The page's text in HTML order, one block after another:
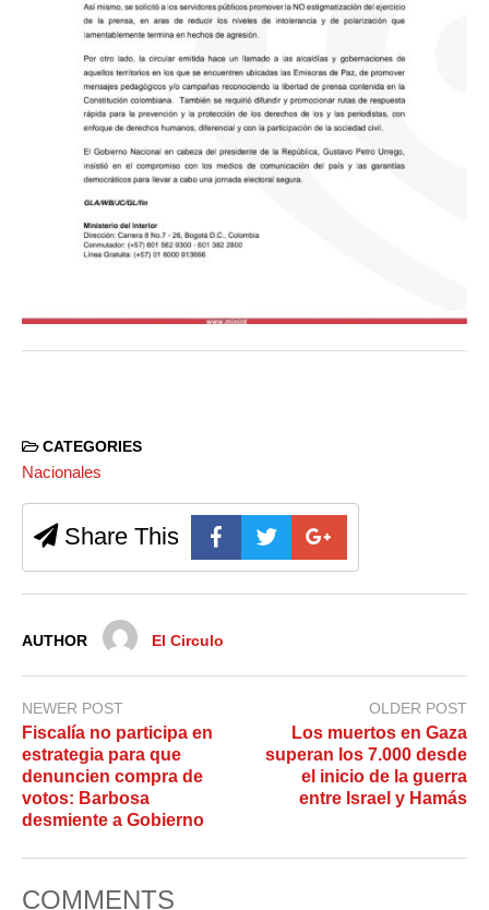
CATEGORIES
Nacionales
Share This
AUTHOR El Circulo
NEWER POST
Fiscalía no participa en
estrategia para que
denuncien compra de
votos: Barbosa
desmiente a Gobierno
OLDER POST
Los muertos en Gaza
superan los 7.000 desde
el inicio de la guerra
entre Israel y Hamás
COMMENTS